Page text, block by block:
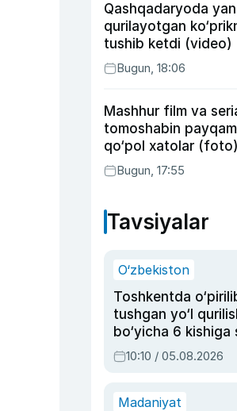
Qashqadaryoda
qurilayotgan
tushib ketdi (video)
Bugun, 18:06
Mashhur film va
tomoshabin
qo‘pol xatolar (foto)
Bugun, 17:55
Tavsiyalar
O‘zbekiston
Toshkentda
tushgan yo‘l
bo‘yicha 6 kishiga
hukmi o‘qildi
10:10 / 05.08.2026
Madaniyat